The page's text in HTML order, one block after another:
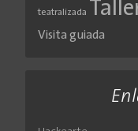
teatralizada
Visita guiada